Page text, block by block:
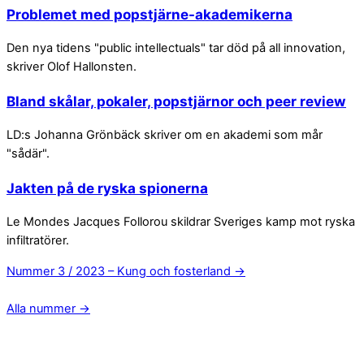
Problemet med popstjärne-akademikerna
Den nya tidens "public intellectuals" tar död på all innovation,
skriver Olof Hallonsten.
Bland skålar, pokaler, popstjärnor och peer review
LD:s Johanna Grönbäck skriver om en akademi som mår
"sådär".
Jakten på de ryska spionerna
Le Mondes Jacques Follorou skildrar Sveriges kamp mot ryska
infiltratörer.
Nummer 3 / 2023 – Kung och fosterland →
Alla nummer →